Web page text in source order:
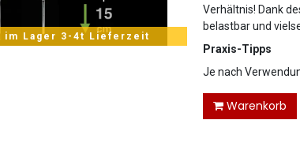
im Lager 3-4t Lieferzeit
Verhältnis! Dank
belastbar und
Praxis-Tipps
Je nach
Warenkorb